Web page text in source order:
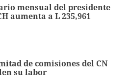
mensual del presidente
aumenta a L 235,961
de comisiones del CN
su labor